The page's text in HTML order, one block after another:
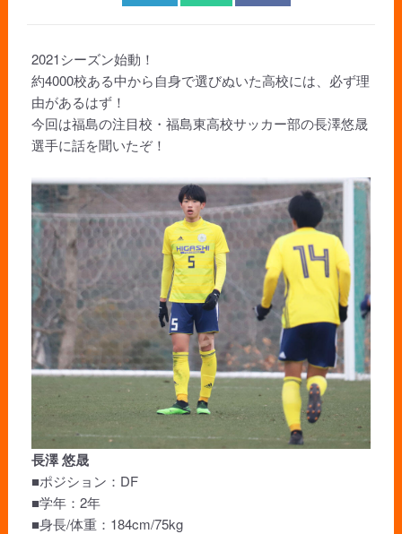
2021シーズン始動！
約4000校ある中から自身で選びぬいた高校には、必ず理
由があるはず！
今回は福島の注目校・福島東高校サッカー部の長澤悠晟
選手に話を聞いたぞ！
長澤 悠晟
■ポジション：DF
■学年：2年
■身長/体重：184cm/75kg